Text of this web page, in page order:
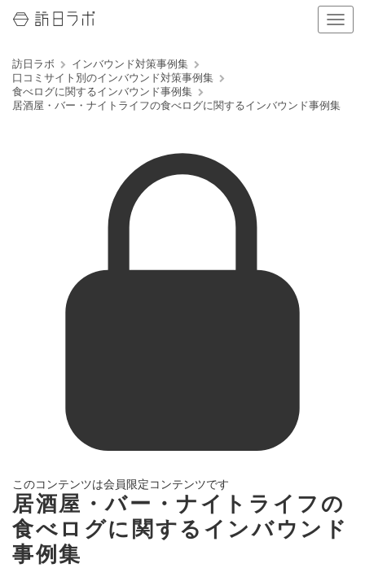
ナ
ビ
ョ
訪日ラボ
インバウンド対策事例集
口コミサイト別のインバウンド対策事例集
食べログに関するインバウンド事例集
居酒屋・バー・ナイトライフの食べログに関するインバウンド事例集
このコンテンツは会員限定コンテンツです
居酒屋・バー・ナイトライフの
食べログに関するインバウンド
事例集